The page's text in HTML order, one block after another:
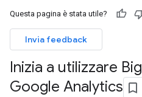
Questa pagina è stata utile?
Invia feedback
Inizia a utilizzare Big
Google Analytics